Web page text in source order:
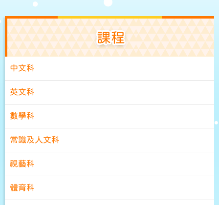
課程
中文科
英文科
數學科
常識及人文科
視藝科
體育科